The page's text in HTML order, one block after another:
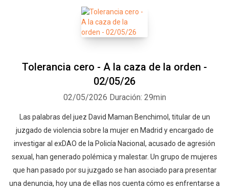
Tolerancia cero - A la caza de la orden -
02/05/26
02/05/2026 Duración: 29min
Las palabras del juez David Maman Benchimol, titular de un
juzgado de violencia sobre la mujer en Madrid y encargado de
investigar al exDAO de la Policía Nacional, acusado de agresión
sexual, han generado polémica y malestar. Un grupo de mujeres
que han pasado por su juzgado se han asociado para presentar
una denuncia, hoy una de ellas nos cuenta cómo es enfrentarse a